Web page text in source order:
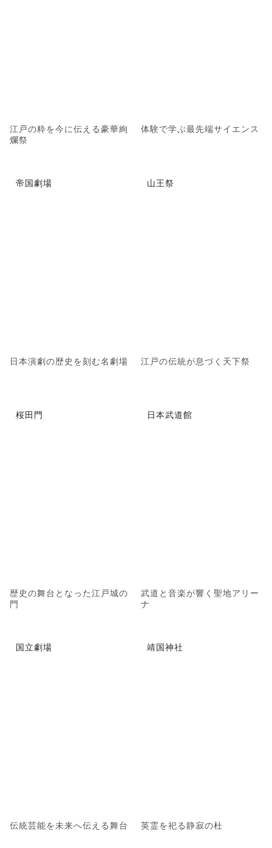
江戸の粋を今に伝える豪華絢
爛祭
体験で学ぶ最先端サイエンス
帝国劇場
日本演劇の歴史を刻む名劇場
山王祭
江戸の伝統が息づく天下祭
桜田門
歴史の舞台となった江戸城の
門
日本武道館
武道と音楽が響く聖地アリー
ナ
国立劇場
伝統芸能を未来へ伝える舞台
靖国神社
英霊を祀る静寂の杜